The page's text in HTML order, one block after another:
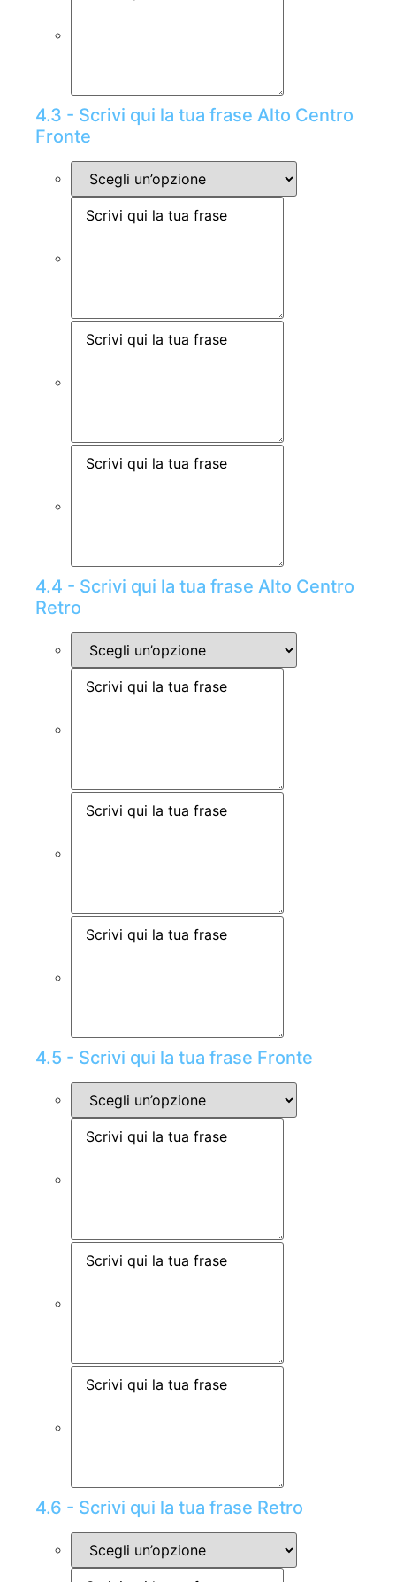
4.3 - Scrivi qui la tua frase Alto Centro
Fronte
4.4 - Scrivi qui la tua frase Alto Centro
Retro
4.5 - Scrivi qui la tua frase Fronte
4.6 - Scrivi qui la tua frase Retro